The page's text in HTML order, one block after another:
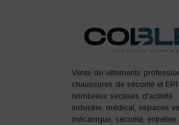
Vente de vêtements
chaussures de sécurité et
nombreux secteurs d'activité :
industrie, médical, espaces
mécanique, sécurité,